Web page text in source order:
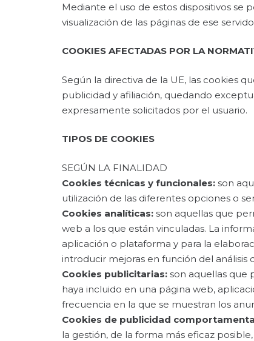
Mediante el uso de estos dispositivos se
visualización de las páginas de ese
COOKIES AFECTADAS POR LA
Según la directiva de la UE, las cookies
publicidad y afiliación, quedando
expresamente solicitados por el usuario.
TIPOS DE COOKIES
SEGÚN LA FINALIDAD
Cookies técnicas y funcionales: son
utilización de las diferentes opciones o
Cookies analíticas: son aquellas que
web a los que están vinculadas. La
aplicación o plataforma y para la
introducir mejoras en función del análisis
Cookies publicitarias: son aquellas que
haya incluido en una página web,
frecuencia en la que se muestran los
Cookies de publicidad
la gestión, de la forma más eficaz